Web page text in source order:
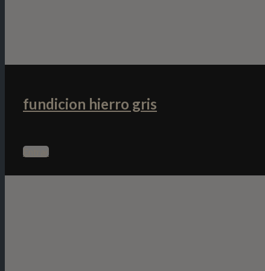
fundicion hierro gris
Entrar